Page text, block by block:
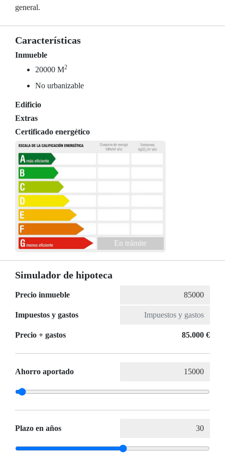
general.
Características
Inmueble
20000 M2
No urbanizable
Edificio
Extras
Certificado energético
En trámite
Simulador de hipoteca
Precio inmueble
Impuestos y gastos
Precio + gastos 85.000 €
Ahorro aportado
Plazo en años